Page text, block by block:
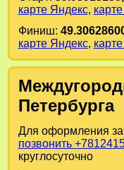
карте Яндекс,
Финиш:
карте Яндекс,
Петербурга
Для оформления
позвонить
круглосуточно